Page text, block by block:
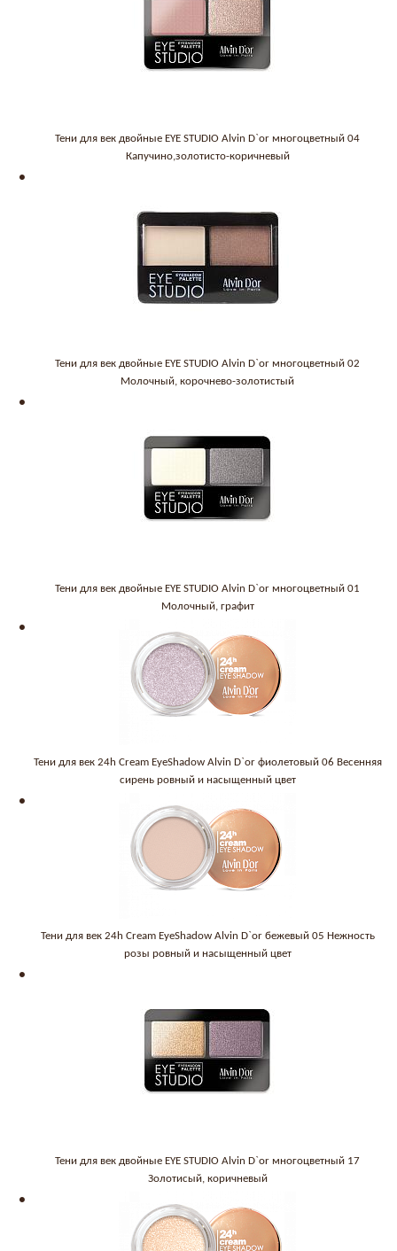
Тени для век двойные EYE STUDIO Alvin D`or многоцветный 04
Капучино,золотисто-коричневый
Тени для век двойные EYE STUDIO Alvin D`or многоцветный 02
Молочный, корочнево-золотистый
Тени для век двойные EYE STUDIO Alvin D`or многоцветный 01
Молочный, графит
Тени для век 24h Cream EyeShadow Alvin D`or фиолетовый 06 Весенняя
сирень ровный и насыщенный цвет
Тени для век 24h Cream EyeShadow Alvin D`or бежевый 05 Нежность
розы ровный и насыщенный цвет
Тени для век двойные EYE STUDIO Alvin D`or многоцветный 17
Золотисый, коричневый